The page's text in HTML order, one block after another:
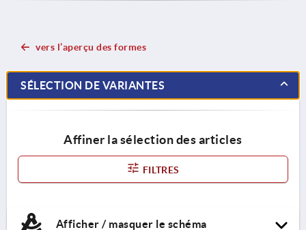
vers l’aperçu des formes
SÉLECTION DE VARIANTES
Affiner la sélection des articles
FILTRES
Afficher / masquer le schéma